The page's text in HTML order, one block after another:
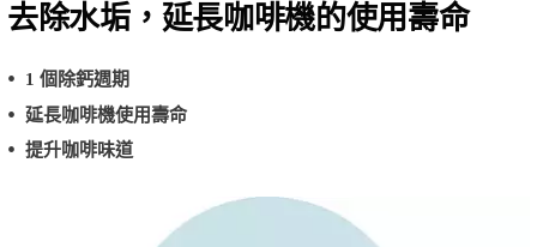
去除水垢，延長咖啡機的使用壽命
1 個除鈣週期
延長咖啡機使用壽命
提升咖啡味道